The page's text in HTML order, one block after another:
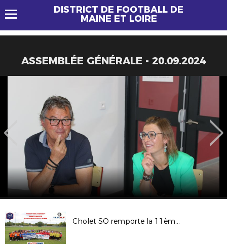
DISTRICT DE FOOTBALL DE
MAINE ET LOIRE
ASSEMBLÉE GÉNÉRALE - 20.09.2024
Cholet SO remporte la 11ème édition du Tournoi "Tous le Même But"